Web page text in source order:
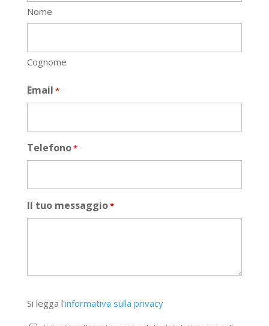
Nome
Cognome
Email *
Telefono*
Il tuo messaggio*
legga
l'informativa
Si legga l'informativa sulla privacy